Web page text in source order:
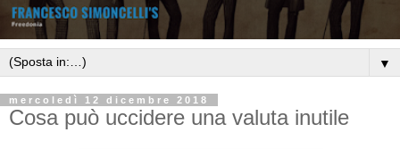
▼
mercoledì 12 dicembre 2018
Cosa può uccidere una valuta inutile